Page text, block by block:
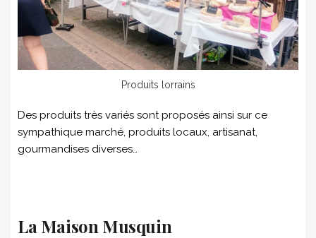
Produits lorrains
Des produits très variés sont proposés ainsi sur ce
sympathique marché, produits locaux, artisanat,
gourmandises diverses…
La Maison Musquin